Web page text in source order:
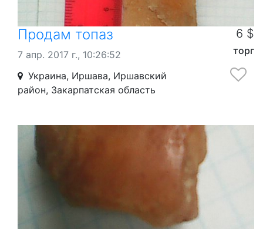
Продам топаз
7 апр. 2017 г., 10:26:52
Украина, Иршава, Иршавский
район, Закарпатская область
6 $
торг